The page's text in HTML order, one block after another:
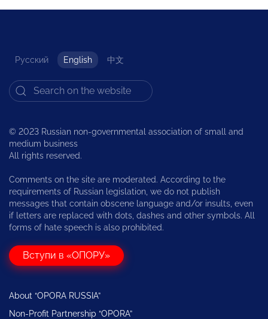
Русский English 中文
© 2023 Russian non-governmental association of small and
medium business
All rights reserved.
Comments on the site are moderated. According to the
requirements of Russian legislation, we do not publish
messages that contain obscene language and/or insults, even
if letters are replaced with dots, dashes and other symbols. All
forms of hate speech is also prohibited.
Вступи в «ОПОРУ»
About “OPORA RUSSIA”
Non-Profit Partnership “OPORA”